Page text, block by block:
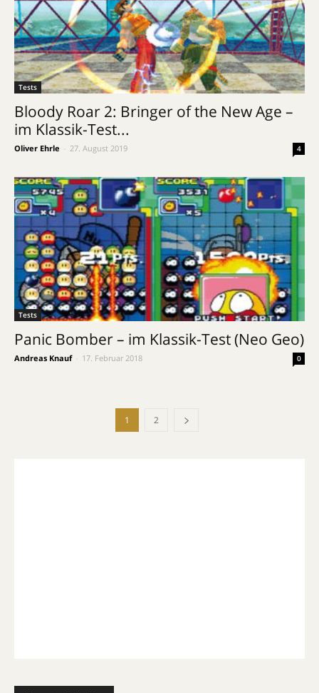
Tests
Bloody Roar 2: Bringer of the New Age –
im Klassik-Test...
Oliver Ehrle 27. August 2019 4
Tests
Panic Bomber – im Klassik-Test (Neo Geo)
Andreas Knauf 17. Februar 2018 0
1 2